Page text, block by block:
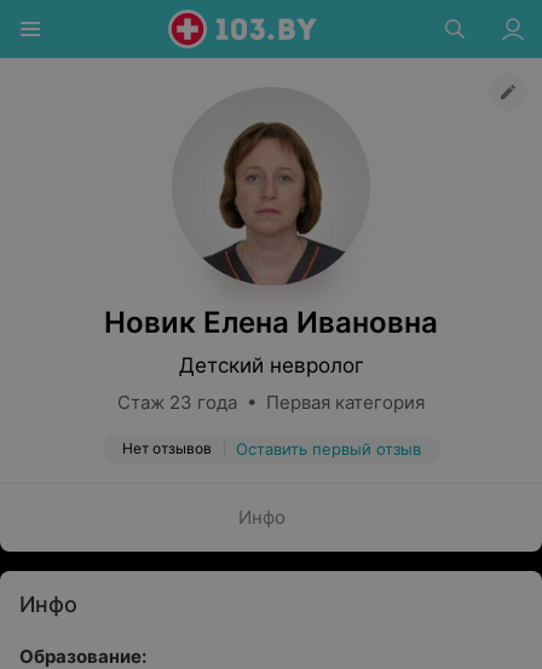
Новик Елена Ивановна
Детский невролог
Стаж 23 года • Первая категория
Нет отзывов Оставить первый отзыв
Инфо
Инфо
Образование: